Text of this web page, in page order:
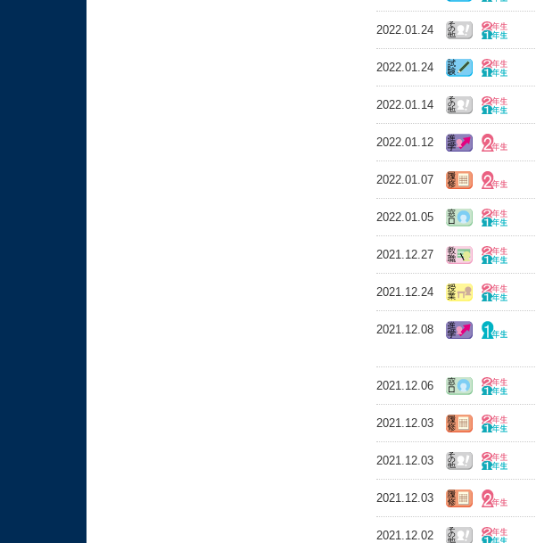
2022.01.24
2022.01.24
2022.01.14
2022.01.12
2022.01.07
2022.01.05
2021.12.27
2021.12.24
2021.12.08
2021.12.06
2021.12.03
2021.12.03
2021.12.03
2021.12.02